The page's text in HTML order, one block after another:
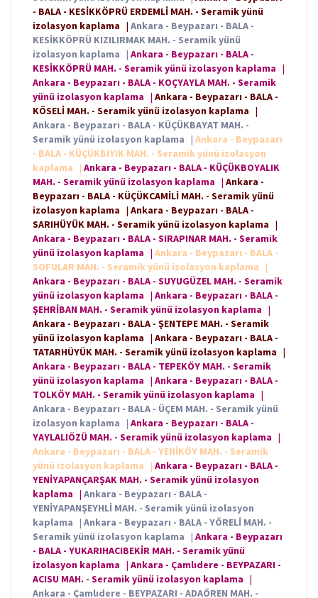
- BALA - KESİKKÖPRÜ ERDEMLİ MAH. - Seramik yünü
izolasyon kaplama | Ankara - Beypazarı - BALA -
KESİKKÖPRÜ KIZILIRMAK MAH. - Seramik yünü
izolasyon kaplama | Ankara - Beypazarı - BALA -
KESİKKÖPRÜ MAH. - Seramik yünü izolasyon kaplama |
Ankara - Beypazarı - BALA - KOÇYAYLA MAH. - Seramik
yünü izolasyon kaplama | Ankara - Beypazarı - BALA -
KÖSELİ MAH. - Seramik yünü izolasyon kaplama |
Ankara - Beypazarı - BALA - KÜÇÜKBAYAT MAH. -
Seramik yünü izolasyon kaplama | Ankara - Beypazarı
- BALA - KÜÇÜKBIYIK MAH. - Seramik yünü izolasyon
kaplama
| Ankara - Beypazarı - BALA - KÜÇÜKBOYALIK
MAH. - Seramik yünü izolasyon kaplama | Ankara -
Beypazarı - BALA - KÜÇÜKCAMİLİ MAH. - Seramik yünü
izolasyon kaplama | Ankara - Beypazarı - BALA -
SARIHÜYÜK MAH. - Seramik yünü izolasyon kaplama |
Ankara - Beypazarı - BALA - SIRAPINAR MAH. - Seramik
yünü izolasyon kaplama | Ankara - Beypazarı - BALA -
SOFULAR MAH. - Seramik yünü izolasyon kaplama
|
Ankara - Beypazarı - BALA - SUYUGÜZEL MAH. - Seramik
yünü izolasyon kaplama | Ankara - Beypazarı - BALA -
ŞEHRİBAN MAH. - Seramik yünü izolasyon kaplama |
Ankara - Beypazarı - BALA - ŞENTEPE MAH. - Seramik
yünü izolasyon kaplama | Ankara - Beypazarı - BALA -
TATARHÜYÜK MAH. - Seramik yünü izolasyon kaplama |
Ankara - Beypazarı - BALA - TEPEKÖY MAH. - Seramik
yünü izolasyon kaplama | Ankara - Beypazarı - BALA -
TOLKÖY MAH. - Seramik yünü izolasyon kaplama |
Ankara - Beypazarı - BALA - ÜÇEM MAH. - Seramik yünü
izolasyon kaplama | Ankara - Beypazarı - BALA -
YAYLALIÖZÜ MAH. - Seramik yünü izolasyon kaplama |
Ankara - Beypazarı - BALA - YENİKÖY MAH. - Seramik
yünü izolasyon kaplama
| Ankara - Beypazarı - BALA -
YENİYAPANÇARŞAK MAH. - Seramik yünü izolasyon
kaplama | Ankara - Beypazarı - BALA -
YENİYAPANŞEYHLİ MAH. - Seramik yünü izolasyon
kaplama | Ankara - Beypazarı - BALA - YÖRELİ MAH. -
Seramik yünü izolasyon kaplama | Ankara - Beypazarı
- BALA - YUKARIHACIBEKİR MAH. - Seramik yünü
izolasyon kaplama | Ankara - Çamlıdere - BEYPAZARI -
ACISU MAH. - Seramik yünü izolasyon kaplama |
Ankara - Çamlıdere - BEYPAZARI - ADAÖREN MAH. -